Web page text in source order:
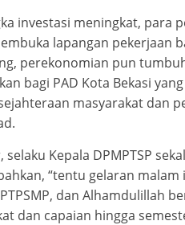
investasi meningkat, para
lapangan pekerjaan
perekonomian pun
bagi PAD Kota Bekasi
masyarakat dan
selaku Kepala DPMPTSP
“tentu gelaran
dan Alhamdulillah
dan capaian hingga